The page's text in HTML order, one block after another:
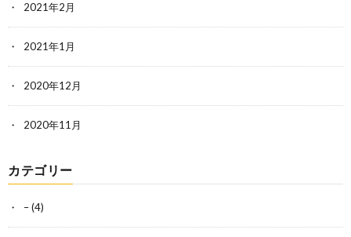
2021年2月
2021年1月
2020年12月
2020年11月
カテゴリー
–(4)